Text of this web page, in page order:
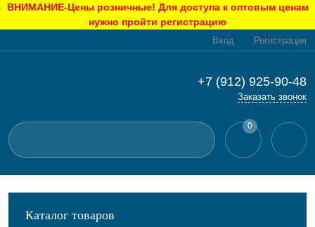
ВНИМАНИЕ-Цены розничные! Для доступа к оптовым ценам
нужно пройти регистрацию
Вход Регистрация
+7 (912) 925-90-48
Заказать звонок
0
Каталог товаров